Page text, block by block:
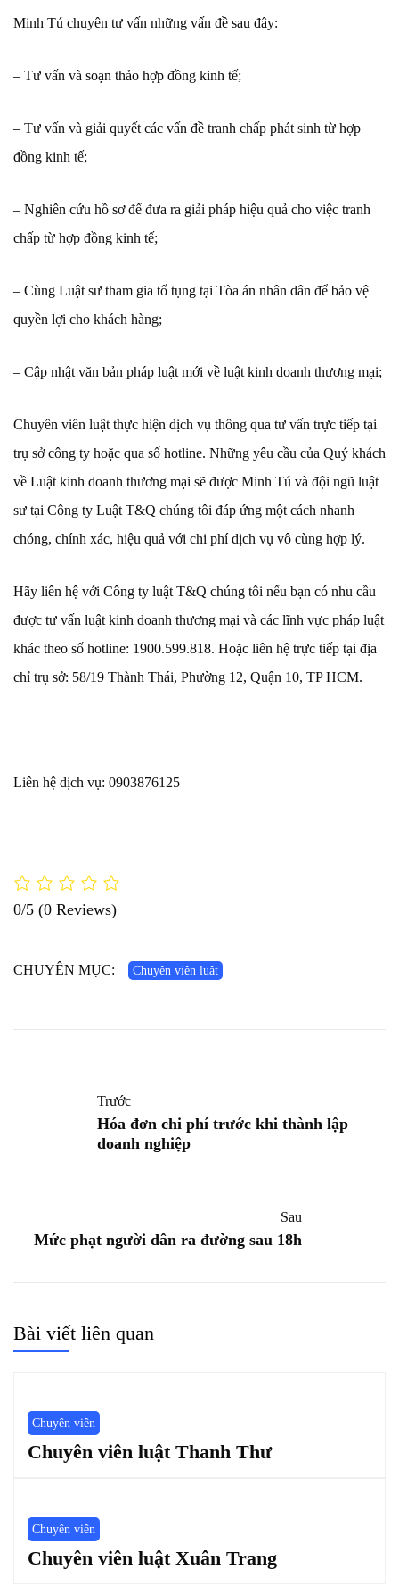
Minh Tú chuyên tư vấn những vấn đề sau đây:
– Tư vấn và soạn thảo hợp đồng kinh tế;
– Tư vấn và giải quyết các vấn đề tranh chấp phát sinh từ hợp
đồng kinh tế;
– Nghiên cứu hồ sơ để đưa ra giải pháp hiệu quả cho việc tranh
chấp từ hợp đồng kinh tế;
– Cùng Luật sư tham gia tố tụng tại Tòa án nhân dân để bảo vệ
quyền lợi cho khách hàng;
– Cập nhật văn bản pháp luật mới về luật kinh doanh thương mại;
Chuyên viên luật thực hiện dịch vụ thông qua tư vấn trực tiếp tại
trụ sở công ty hoặc qua số hotline. Những yêu cầu của Quý khách
về Luật kinh doanh thương mại sẽ được Minh Tú và đội ngũ luật
sư tại Công ty Luật T&Q chúng tôi đáp ứng một cách nhanh
chóng, chính xác, hiệu quả với chi phí dịch vụ vô cùng hợp lý.
Hãy liên hệ với Công ty luật T&Q chúng tôi nếu bạn có nhu cầu
được tư vấn luật kinh doanh thương mại và các lĩnh vực pháp luật
khác theo số hotline: 1900.599.818. Hoặc liên hệ trực tiếp tại địa
chỉ trụ sở: 58/19 Thành Thái, Phường 12, Quận 10, TP HCM.
Liên hệ dịch vụ: 0903876125
0/5 (0 Reviews)
CHUYÊN MỤC: Chuyên viên luật
Trước
Hóa đơn chi phí trước khi thành lập
doanh nghiệp
Sau
Mức phạt người dân ra đường sau 18h
Bài viết liên quan
Chuyên viên
Chuyên viên luật Thanh Thư
Chuyên viên
Chuyên viên luật Xuân Trang